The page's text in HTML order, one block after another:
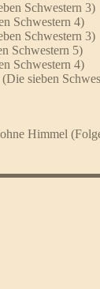
Schwestern 3)
Schwestern 4)
Schwestern 3)
Schwestern 5)
Schwestern 4)
sieben
Himmel